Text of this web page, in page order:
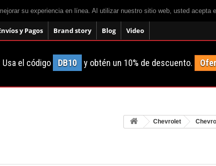
su experiencia en línea. Al utilizar nuestro sitio web, usted acepta
y Pagos Brand story Blog Video
Usa el código DB10 y obtén un 10% de descuento.
Chevrolet